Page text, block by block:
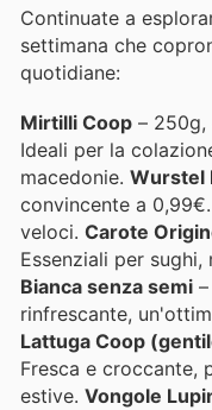
Continuate a
settimana che
quotidiane:
Mirtilli Coop – 250g,
Ideali per la
macedonie. Wurstel
convincente a
veloci. Carote
Essenziali per
Bianca senza semi
rinfrescante,
Lattuga Coop
Fresca e croccante,
estive. Vongole